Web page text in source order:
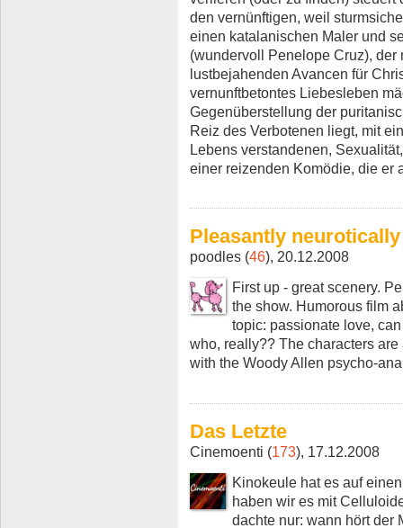
den vernünftigen, weil
einen katalanischen Maler und
(wundervoll Penelope Cruz),
lustbejahenden Avancen für
vernunftbetontes Liebesleben
Gegenüberstellung der
Reiz des Verbotenen liegt, mit
Lebens verstandenen,
einer reizenden Komödie, die er
Pleasantly
poodles (46), 20.12.2008
First up - great scenery.
the show. Humorous film
topic: passionate love,
who, really?? The characters
with the Woody Allen psycho-
Das Letzte
Cinemoenti (173), 17.12.2008
Kinokeule hat es auf
haben wir es mit
dachte nur: wann hört der